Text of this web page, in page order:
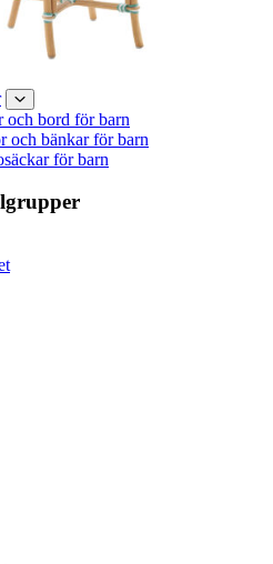
och bord för barn
och bänkar för barn
för barn